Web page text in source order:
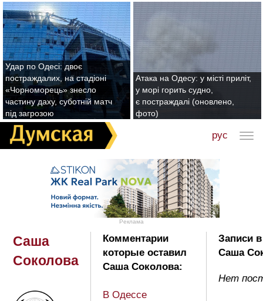
Удар по Одесі: двоє
постраждалих, на стадіоні
«Чорноморець» знесло
частину даху, суботній матч
під загрозою
Атака на Одесу: у місті приліт,
у морі горить судно,
є постраждалі (оновлено,
фото)
рус
Реклама
Саша
Соколова
Комментарии
которые оставил
Саша Соколова:
В Одессе
Записи
Саша
Нет